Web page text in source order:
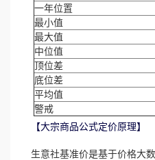
一年位置
最小值
最大值
中位值
顶位差
底位差
平均值
警戒
【大宗商品公式定价原理】
生意社基准价是基于价格大